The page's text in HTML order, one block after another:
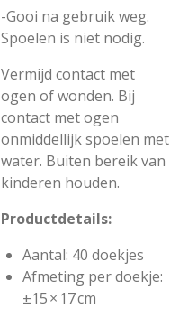
-Gooi na gebruik weg.
Spoelen is niet nodig.
Vermijd contact met
ogen of wonden. Bij
contact met ogen
onmiddellijk spoelen met
water. Buiten bereik van
kinderen houden.
Productdetails:
Aantal: 40 doekjes
Afmeting per doekje:
±15 × 17 cm